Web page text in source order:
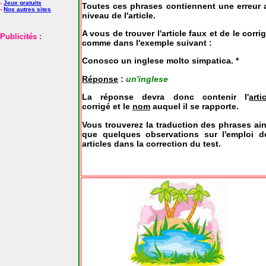
- Jeux gratuits
- Nos autres sites
Publicités :
Toutes ces phrases contiennent une erreur
niveau de l'article.
A vous de trouver l'article faux et de le
comme dans l'exemple suivant :
Conosco un inglese molto simpatica. *
Réponse : un'inglese
La réponse devra donc contenir l'
corrigé et le nom auquel il se rapporte.
Vous trouverez la traduction des phrases
que quelques observations sur l'emploi
articles dans la correction du test.